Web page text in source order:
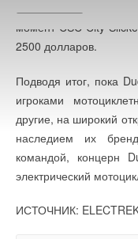
момент CSC City
2500 долларов.
Подводя итог, пока
игроками
другие, на широкий
наследием их
командой, концерн
электрический
ИСТОЧНИК: